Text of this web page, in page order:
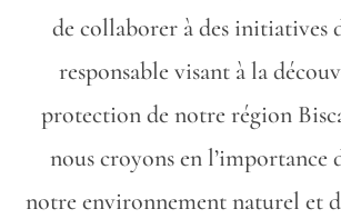
de collaborer à des initiatives
responsable visant à la
protection de notre région
nous croyons en l’importance
notre environnement naturel et